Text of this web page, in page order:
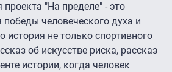
"На пределе" - это
человеческого духа и
история не только спортивного
об искусстве риска, рассказ
истории, когда человек